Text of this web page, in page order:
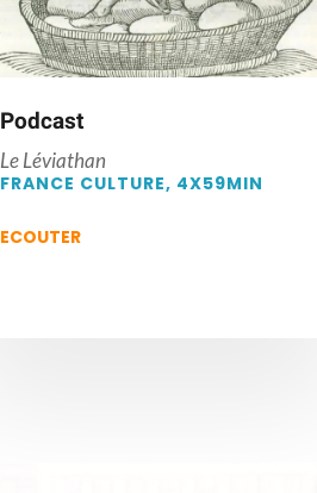
Podcast
Le Léviathan
FRANCE CULTURE, 4X59MIN
ECOUTER